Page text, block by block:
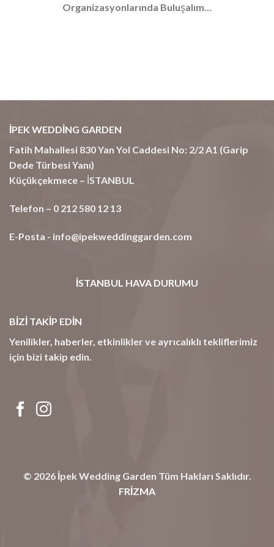
Organizasyonlarında Buluşalım…
İPEK WEDDİNG GARDEN
Fatih Mahallesi 830 Yan Yol Caddesi No: 2/2 A1 (Garip
Dede Türbesi Yanı)
Küçükçekmece – İSTANBUL
Telefon – 0 212 580 12 13
E-Posta - info@ipekweddinggarden.com
İSTANBUL HAVA DURUMU
BİZİ TAKİP EDİN
Yenilikler, haberler, etkinlikler ve ayrıcalıklı tekliflerimiz
için bizi takip edin.
© 2026 İpek Wedding Garden Tüm Hakları Saklıdır.
FRİZMA